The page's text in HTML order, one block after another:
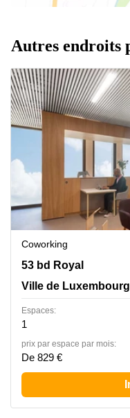
Autres endroits
Coworking
53 bd Royal, Ville de
53 bd Royal
Ville de Luxembourg
Espaces:
1
prix par espace par mois:
De 829 €